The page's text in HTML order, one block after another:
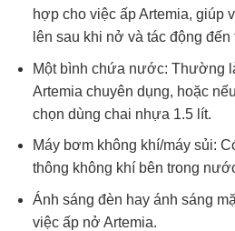
hợp cho việc ấp Artemia, giúp
lên sau khi nở và tác động đến
Một bình chứa nước: Thường
Artemia chuyên dụng, hoặc
chọn dùng chai nhựa 1.5 lít.
Máy bơm không khí/máy sủi:
thông không khí bên trong
Ánh sáng đèn hay ánh sáng
việc ấp nở Artemia.